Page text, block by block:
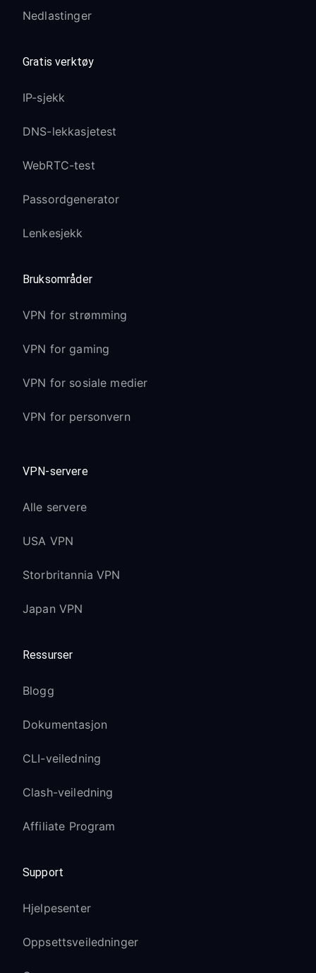
Nedlastinger
Gratis verktøy
IP-sjekk
DNS-lekkasjetest
WebRTC-test
Passordgenerator
Lenkesjekk
Bruksområder
VPN for strømming
VPN for gaming
VPN for sosiale medier
VPN for personvern
VPN-servere
Alle servere
USA VPN
Storbritannia VPN
Japan VPN
Ressurser
Blogg
Dokumentasjon
CLI-veiledning
Clash-veiledning
Affiliate Program
Support
Hjelpesenter
Oppsettsveiledninger